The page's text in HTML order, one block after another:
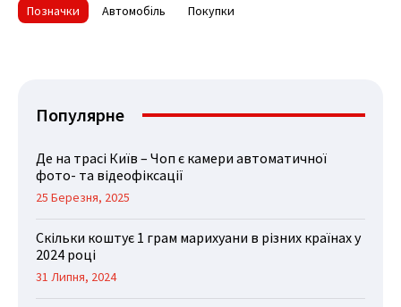
Позначки Автомобіль Покупки
Популярне
Де на трасі Київ – Чоп є камери автоматичної
фото- та відеофіксації
25 Березня, 2025
Скільки коштує 1 грам марихуани в різних країнах у
2024 році
31 Липня, 2024